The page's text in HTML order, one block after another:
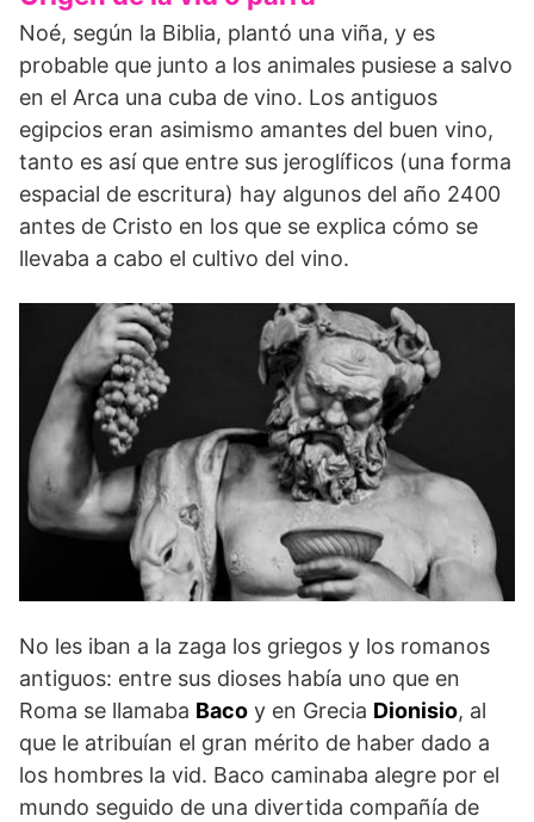
Noé, según la Biblia, plantó una viña, y es
probable que junto a los animales pusiese a salvo
en el Arca una cuba de vino. Los antiguos
egipcios eran asimismo amantes del buen vino,
tanto es así que entre sus jeroglíficos (una forma
espacial de escritura) hay algunos del año 2400
antes de Cristo en los que se explica cómo se
llevaba a cabo el cultivo del vino.
No les iban a la zaga los griegos y los romanos
antiguos: entre sus dioses había uno que en
Roma se llamaba Baco y en Grecia Dionisio, al
que le atribuían el gran mérito de haber dado a
los hombres la vid. Baco caminaba alegre por el
mundo seguido de una divertida compañía de